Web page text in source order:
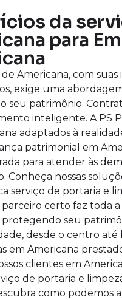
da
para
Americana, com
exige uma
seu patrimônio.
inteligente. A PS
adaptados à
patrimonial em
para atender às
Conheça nossas
serviço de portaria e
certo faz toda
protegendo seu
desde o centro
em Americana
clientes em
de portaria e
como podemos